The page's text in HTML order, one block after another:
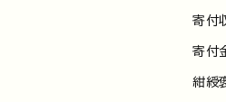
寄付
寄付
紺綬